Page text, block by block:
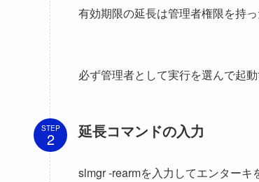
有効期限の延長は管理者権限を持
必ず管理者として実行を選んで起
STEP 延長コマンドの入力
slmgr -rearmを入力してエンターキ